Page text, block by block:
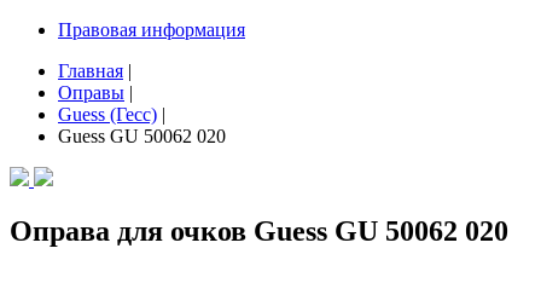
Правовая информация
Главная |
Оправы |
Guess (Гесс) |
Guess GU 50062 020
Оправа для очков Guess GU 50062 020